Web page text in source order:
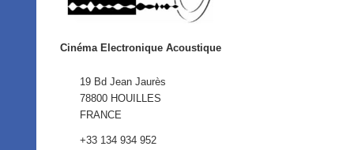
Cinéma Electronique Acoustique
19 Bd Jean Jaurès
78800 HOUILLES
FRANCE
+33 134 934 952